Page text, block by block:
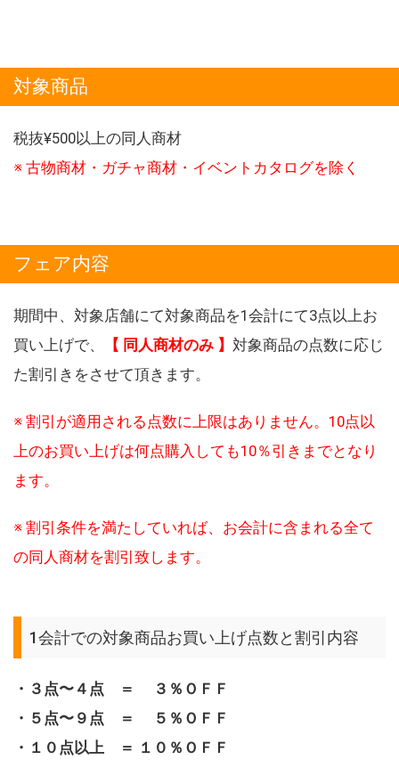
対象商品
税抜¥500以上の同人商材
※ 古物商材・ガチャ商材・イベントカタログを除く
フェア内容
期間中、対象店舗にて対象商品を1会計にて3点以上お
買い上げで、
【 同人商材のみ 】 対象商品の点数に応じ
た割引きをさせて頂きます。
※ 割引が適用される点数に上限はありません。10点以
上のお買い上げは何点購入しても10％引きまでとなり
ます。
※ 割引条件を満たしていれば、お会計に含まれる全て
の同人商材を割引致します。
1会計での対象商品お買い上げ点数と割引内容
・３点〜４点 ＝ ３％ＯＦＦ
・５点〜９点 ＝ ５％ＯＦＦ
・１０点以上 ＝ １０％ＯＦＦ